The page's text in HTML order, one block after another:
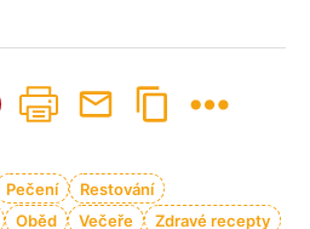
Pečení
Restování
Oběd Večeře Zdravé recepty